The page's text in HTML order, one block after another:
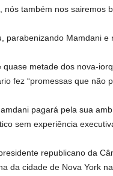
nós também nos sairemos
parabenizando Mamdani e
quase metade dos nova-
fez “promessas que não
pagará pela sua
sem experiência
republicano da
da cidade de Nova York